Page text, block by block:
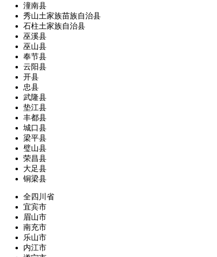
潼南县
秀山土家族苗族自治县
石柱土家族自治县
巫溪县
巫山县
奉节县
云阳县
开县
忠县
武隆县
垫江县
丰都县
城口县
梁平县
璧山县
荣昌县
大足县
铜梁县
全四川省
宜宾市
眉山市
南充市
乐山市
内江市